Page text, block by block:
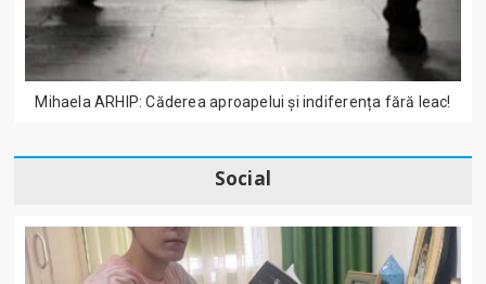
Mihaela ARHIP: Căderea aproapelui și indiferența fără leac!
Social